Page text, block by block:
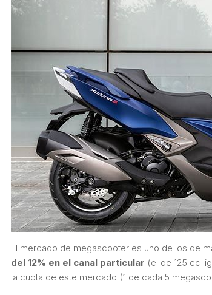
El mercado de megascooter es uno de los de
del 12% en el canal particular (el de 125 cc
la cuota de este mercado (1 de cada 5